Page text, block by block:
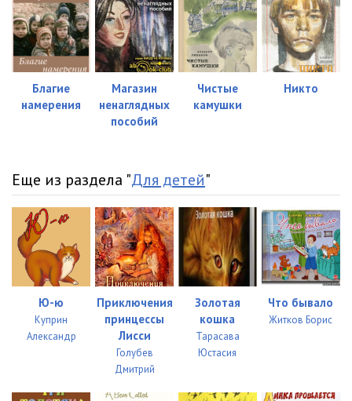
Благие
намерения
Магазин
ненаглядных
пособий
Чистые
камушки
Никто
Еще из раздела "Для детей"
Ю-ю
Куприн
Александр
Приключения
принцессы
Лисси
Голубев
Дмитрий
Золотая
кошка
Тарасава
Юстасия
Что бывало
Житков Борис